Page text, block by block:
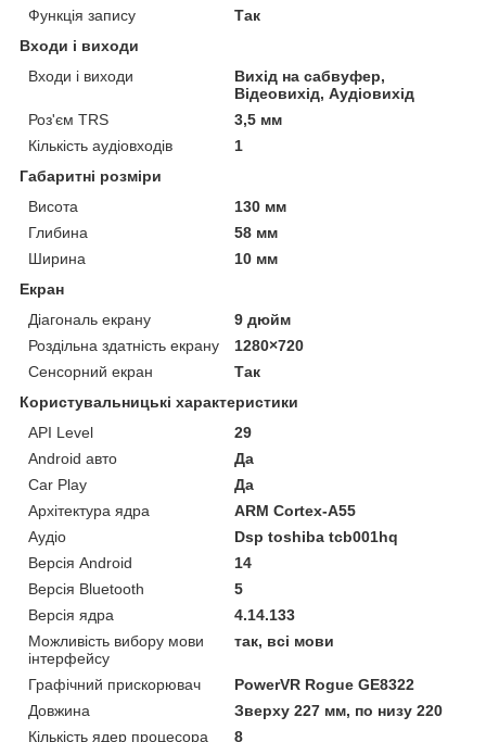
Функція запису
Так
Входи і виходи
Входи і виходи
Вихід на сабвуфер,
Відеовихід, Аудіовихід
Роз'єм TRS
3,5 мм
Кількість аудіовходів
1
Габаритні розміри
Висота
130 мм
Глибина
58 мм
Ширина
10 мм
Екран
Діагональ екрану
9 дюйм
Роздільна здатність екрану
1280×720
Сенсорний екран
Так
Користувальницькі характеристики
API Level
29
Android авто
Да
Car Play
Да
Архітектура ядра
ARM Cortex-A55
Аудіо
Dsp toshiba tcb001hq
Версія Android
14
Версія Bluetooth
5
Версія ядра
4.14.133
Можливість вибору мови
інтерфейсу
так, всі мови
Графічний прискорювач
PowerVR Rogue GE8322
Довжина
Зверху 227 мм, по низу 220
Кількість ядер процесора
8